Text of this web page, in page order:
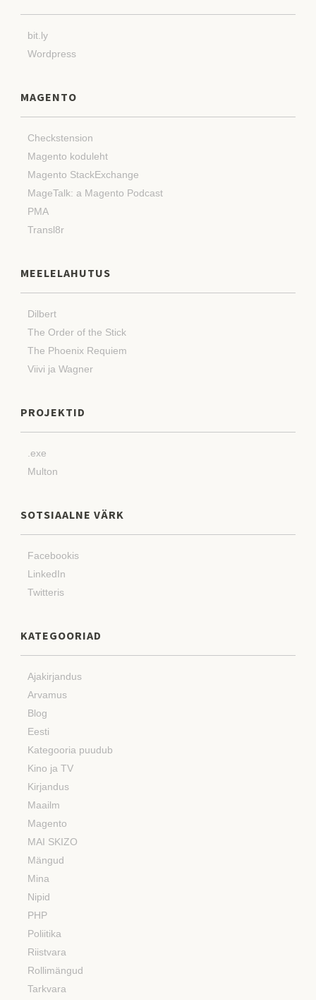
bit.ly
Wordpress
MAGENTO
Checkstension
Magento koduleht
Magento StackExchange
MageTalk: a Magento Podcast
PMA
Transl8r
MEELELAHUTUS
Dilbert
The Order of the Stick
The Phoenix Requiem
Viivi ja Wagner
PROJEKTID
.exe
Multon
SOTSIAALNE VÄRK
Facebookis
LinkedIn
Twitteris
KATEGOORIAD
Ajakirjandus
Arvamus
Blog
Eesti
Kategooria puudub
Kino ja TV
Kirjandus
Maailm
Magento
MAI SKIZO
Mängud
Mina
Nipid
PHP
Poliitika
Riistvara
Rollimängud
Tarkvara